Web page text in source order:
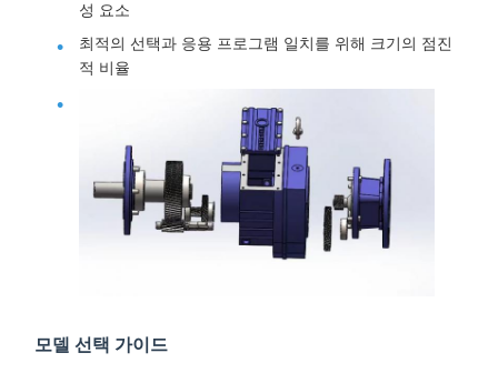
성 요소
최적의 선택과 응용 프로그램 일치를 위해 크기의 점진
적 비율
모델 선택 가이드